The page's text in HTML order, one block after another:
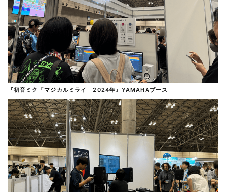
『初音ミク「マジカルミライ」2024年』YAMAHAブース